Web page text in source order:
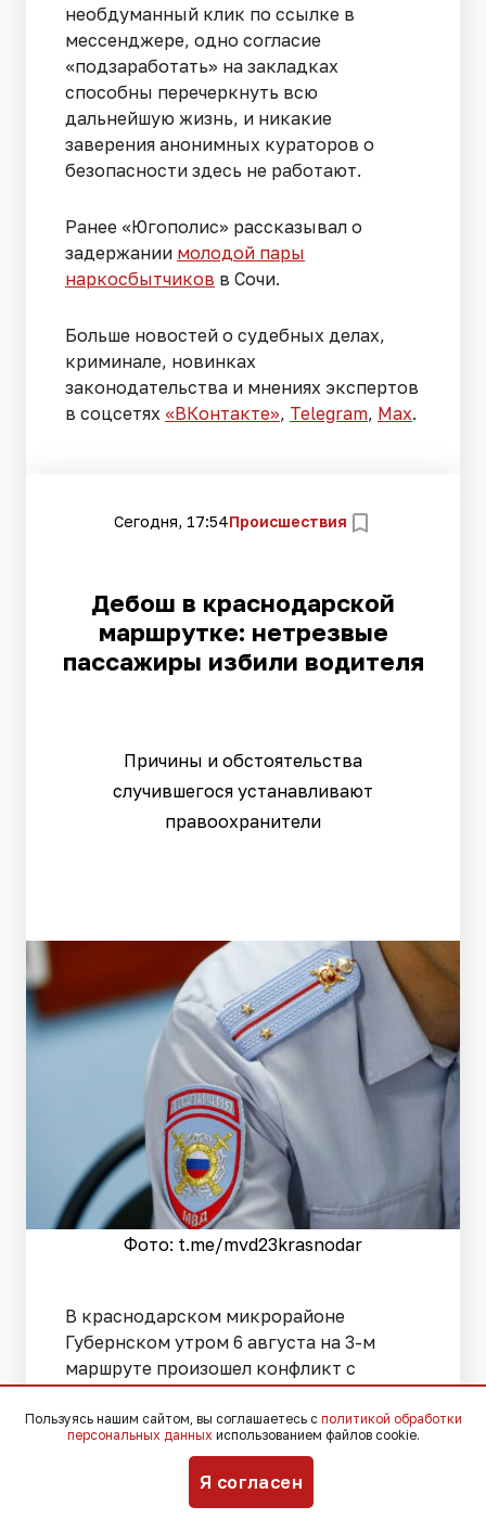
необдуманный клик по ссылке в
мессенджере, одно согласие
«подзаработать» на закладках
способны перечеркнуть всю
дальнейшую жизнь, и никакие
заверения анонимных кураторов о
безопасности здесь не работают.
Ранее «Югополис» рассказывал о
задержании молодой пары
наркосбытчиков в Сочи.
Больше новостей о судебных делах,
криминале, новинках
законодательства и мнениях экспертов
в соцсетях «ВКонтакте», Telegram, Мах.
Сегодня, 17:54Происшествия
Дебош в краснодарской
маршрутке: нетрезвые
пассажиры избили водителя
Причины и обстоятельства
случившегося устанавливают
правоохранители
Фото: t.me/mvd23krasnodar
В краснодарском микрорайоне
Губернском утром 6 августа на 3-м
маршруте произошел конфликт с
транспорта.
Около семи часов утра находившиеся в
состоянии алкогольного опьянения
Пользуясь нашим сайтом, вы соглашаетесь с политикой обработки
персональных данных использованием файлов cookie.
Я согласен